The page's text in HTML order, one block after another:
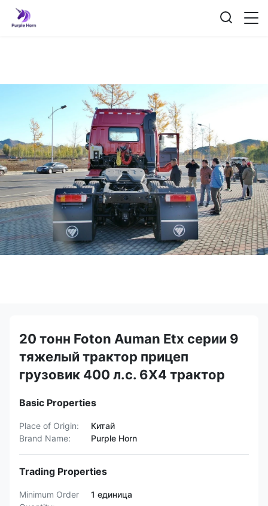
20 тонн Foton Auman Etx серии 9
тяжелый трактор прицеп
грузовик 400 л.с. 6X4 трактор
Basic Properties
Place of Origin:
Китай
Brand Name:
Purple Horn
Trading Properties
Minimum Order
1 единица